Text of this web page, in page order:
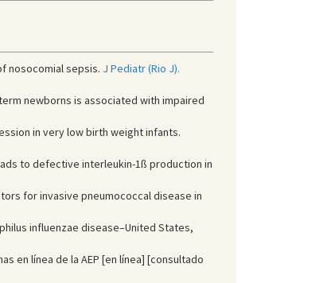
nosocomial sepsis. J Pediatr (Rio J).
newborns is associated with impaired
in very low birth weight infants.
to defective interleukin-1ß production in
for invasive pneumococcal disease in
influenzae disease–United States,
en línea de la AEP [en línea] [consultado